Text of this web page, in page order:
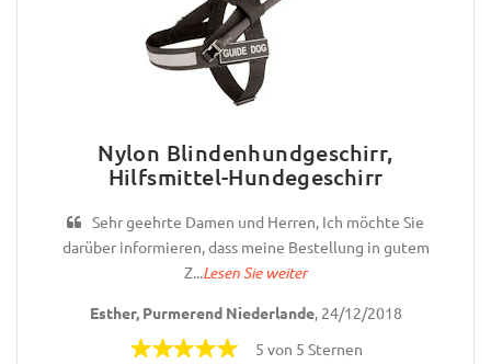
Nylon Blindenhundgeschirr,
Hilfsmittel-Hundegeschirr
Sehr geehrte Damen und Herren, Ich möchte Sie
darüber informieren, dass meine Bestellung in gutem
Z...Lesen Sie weiter
Esther, Purmerend Niederlande, 24/12/2018
5 von 5 Sternen